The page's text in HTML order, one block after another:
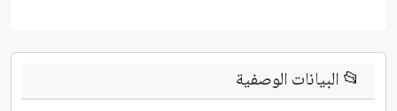
📂البيانات الوصفية